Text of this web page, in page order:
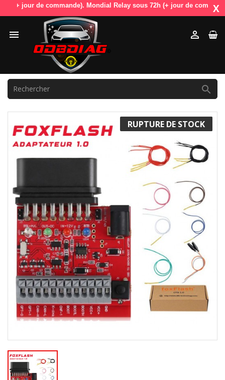
de commande). Mondial Relay sous 72h (+ jour de commande).X
 

PROMO !
RUPTURE DE STOCK